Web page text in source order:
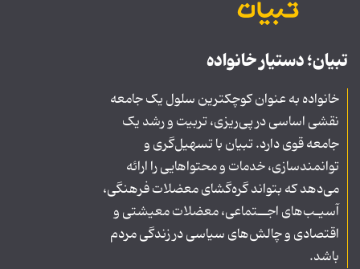
تبیان؛ دستیار خانواده
خانواده به عنوان کوچکترین سلول یک جامعه
نقشی اساسی در پی‌ریزی، تربیت و رشد یک
جامعه قوی دارد. تبیان با تسهیل‌گری و
توانمندسازی، خدمات و محتواهایی را ارائه
می‌دهد که بتواند گره‌گشای معضلات فرهنگی،
آسیـب‌های اجــتماعی، معضلات معیشتی و
اقتصادی و چالش‌های سیاسی در زندگی مردم
باشد.